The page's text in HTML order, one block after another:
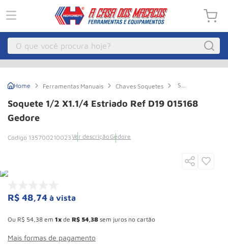
O que você procura hoje?
Ferramentas Manuais Chaves Soquetes
Soquete
x1.1/4
Estriado
Soquete 1/2 X1.1/4 Estriado Ref D19 015168
Gedore
135700210023Ver descriçãoGedore
R$ 48,74 à vista
Ou R$ 54 38 em 1 de R$ 54 38 sem juros no cartão
Mais formas de pagamento
3 º Macaco Hidraulico
8 º Talha
9º Paleteira
10 º Rodizio